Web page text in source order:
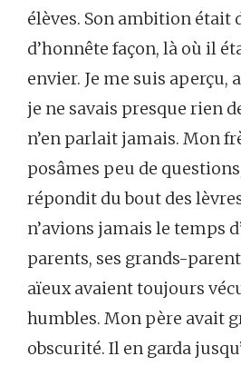
élèves. Son ambition était
d’honnête façon, là où il
envier. Je me suis aperçu,
je ne savais presque rien
n’en parlait jamais. Mon
posâmes peu de
répondit du bout des
n’avions jamais le temps
parents, ses grands-
aïeux avaient toujours
humbles. Mon père avait
obscurité. Il en garda